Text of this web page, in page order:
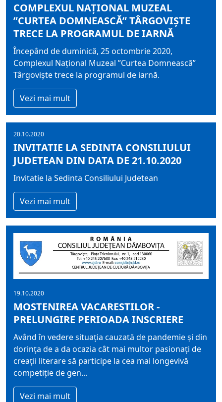
COMPLEXUL NAŢIONAL MUZEAL
”CURTEA DOMNEASCĂ” TÂRGOVIŞTE
TRECE LA PROGRAMUL DE IARNĂ
Începând de duminică, 25 octombrie 2020,
Complexul Naţional Muzeal ”Curtea Domnească”
Târgovişte trece la programul de iarnă.
Vezi mai mult
20.10.2020
INVITATIE LA SEDINTA CONSILIULUI
JUDETEAN DIN DATA DE 21.10.2020
Invitatie la Sedinta Consiliului Judetean
Vezi mai mult
19.10.2020
MOSTENIREA VACARESTILOR -
PRELUNGIRE PERIOADA INSCRIERE
Având în vedere situaţia cauzată de pandemie şi din
dorinţa de a da ocazia cât mai multor pasionaţi de
creaţii literare să participe la cea mai longevivă
competiţie de gen...
Vezi mai mult